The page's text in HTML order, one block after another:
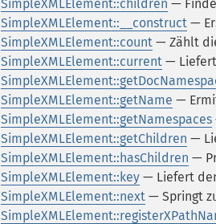
SimpleXMLElement::children —
SimpleXMLElement::__construct —
SimpleXMLElement::count — Zählt
SimpleXMLElement::current —
SimpleXMLElement::getName —
SimpleXMLElement::getNamespaces
SimpleXMLElement::getChildren —
SimpleXMLElement::hasChildren —
SimpleXMLElement::key — Liefert
SimpleXMLElement::next — Springt